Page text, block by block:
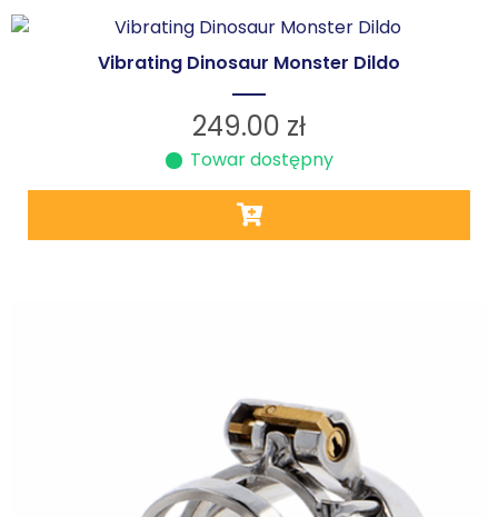
Vibrating Dinosaur Monster Dildo
249.00 zł
Towar dostępny